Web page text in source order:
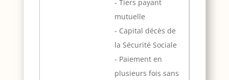
- Tiers payant
mutuelle
- Capital décès de
la Sécurité Sociale
- Paiement en
plusieurs fois sans